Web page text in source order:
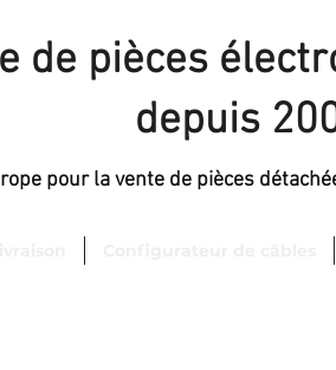
de pièces
depuis
pour la vente de pièces